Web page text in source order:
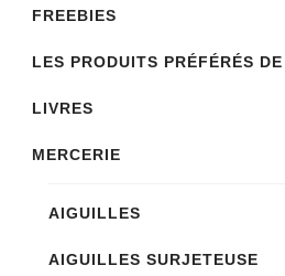
FREEBIES
LES PRODUITS PRÉFÉRÉS
LIVRES
MERCERIE
AIGUILLES
AIGUILLES SURJETEUSE